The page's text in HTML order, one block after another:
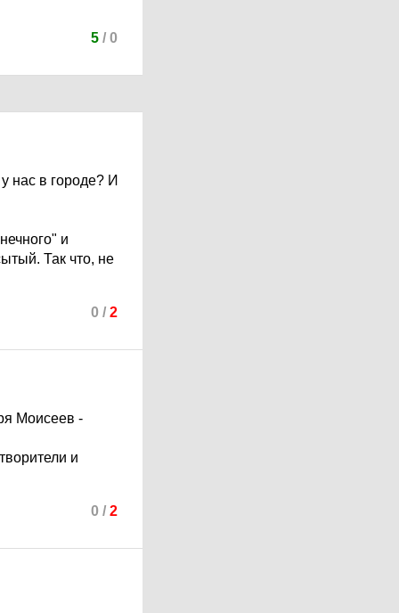
5/ 0
нас в городе? И
и
Так что, не
0 / 2
Моисеев -
и
0 / 2